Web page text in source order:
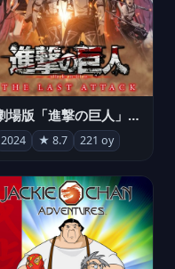
劇場版「進撃の巨人」完結編 THE LAST ATTACK
2024 ★ 8.7 221 oy